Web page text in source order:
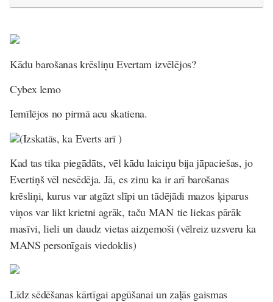
Kādu barošanas krēsliņu Evertam izvēlējos?
Cybex lemo
Iemīlējos no pirmā acu skatiena.
(Izskatās, ka Everts arī )
Kad tas tika piegādāts, vēl kādu laiciņu bija jāpaciešas, jo
Evertiņš vēl nesēdēja. Jā, es zinu ka ir arī barošanas
krēsliņi, kurus var atgāzt slīpi un tādējādi mazos ķiparus
viņos var likt krietni agrāk, taču MAN tie liekas pārāk
masīvi, lieli un daudz vietas aizņemoši (vēlreiz uzsveru ka
MANS personīgais viedoklis)
Līdz sēdēšanas kārtīgai apgūšanai un zaļās gaismas